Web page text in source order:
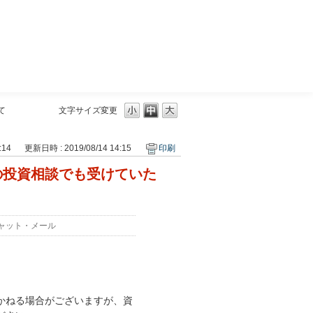
文字サイズ変更
更新日時 : 2019/08/14 14:15 印刷
資相談でも受けていた
ット・メール
ねる場合がございますが、資